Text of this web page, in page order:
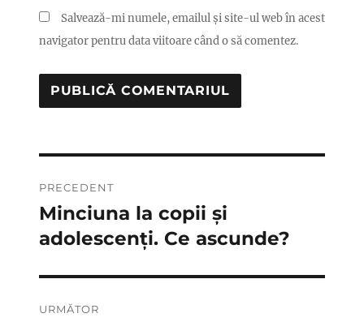
Salvează-mi numele, emailul și site-ul web în acest
navigator pentru data viitoare când o să comentez.
în
articole
PRECEDENT
Articolul
anterior:
Minciuna la copii și
adolescenți. Ce ascunde?
URMĂTOR